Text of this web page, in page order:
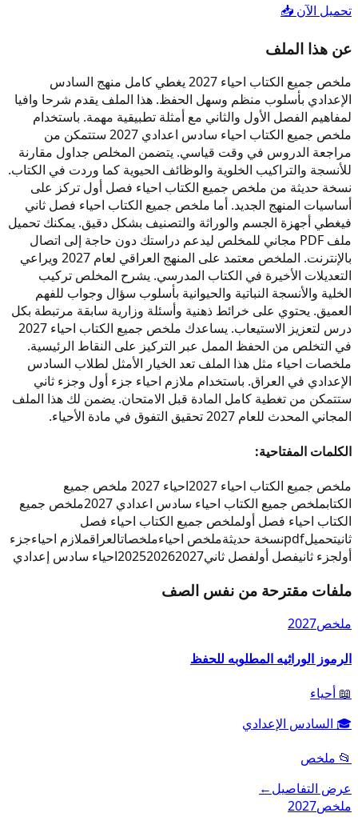
تحميل الآن 📥
عن هذا الملف
ملخص جميع الكتاب احياء 2027 يغطي كامل منهج السادس
الإعدادي بأسلوب منظم وسهل الحفظ. هذا الملف يقدم شرحا وافيا
لمفاهيم الفصل الأول والثاني مع أمثلة تطبيقية مهمة. باستخدام
ملخص جميع الكتاب احياء سادس اعدادي 2027 ستتمكن من
مراجعة الدروس في وقت قياسي. يتضمن المخلص جداول مقارنة
للأنسجة والتراكيب الخلوية والوظائف الحيوية كما وردت في الكتاب.
نسخة حديثة من ملخص جميع الكتاب احياء فصل أول تركز على
أساسيات المنهج الجديد. أما ملخص جميع الكتاب احياء فصل ثاني
فيغطي أجهزة الجسم والوراثة والتصنيف بشكل دقيق. يمكنك تحميل
ملف PDF مجاني للمخلص ليدعم دراستك دون حاجة إلى اتصال
بالإنترنت. الملخص معتمد على المنهج العراقي لعام 2027 ويراعي
التعديلات الأخيرة في الكتاب المدرسي. يشرح المخلص تركيب
الخلية والأنسجة النباتية والحيوانية بأسلوب سؤال وجواب للفهم
العميق. يحتوي على خرائط ذهنية وأسئلة وزارية سابقة مرتبطة بكل
درس لتعزيز الاستيعاب. يساعدك ملخص جميع الكتاب احياء 2027
في التخلص من الحفظ الممل عبر التركيز على النقاط الرئيسية.
ملخصات احياء مثل هذا الملف تعد الخيار الأمثل لطلاب السادس
الإعدادي في العراق. باستخدام ملازم احياء جزء أول وجزء ثاني
ستتمكن من تغطية كامل المادة قبل الامتحان. يضمن لك هذا الملف
المجاني المحدث للعام 2027 تحقيق التفوق في مادة الأحياء.
الكلمات المفتاحية:
ملخص جميع الكتاب احياء 2027
احياء 2027 ملخص جميع
الكتابملخص جميع الكتاب احياء سادس اعدادي 2027
ملخص جميع
الكتاب احياء فصل أولملخص جميع الكتاب احياء فصل
ثانيتحميلpdfنسخة حديثةملخص احياءملخصاتالعراقملازم احياءجزء
أولجزء ثانيفصل أولفصل ثاني 202520262027 احياء سادس إعدادي
ملفات مقترحة من نفس الصف
ملخص2027
الرموز الوراثيه المطلوبه للحفظ
📖 أحياء
🎓 السادس الإعدادي
📂 ملخص
عرض التفاصيل←
ملخص2027